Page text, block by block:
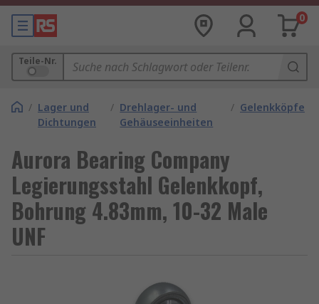
0
Teile-Nr.
/ Lager und
Dichtungen
/ Drehlager- und
Gehäuseeinheiten
/ Gelenkköpfe
Aurora Bearing Company
Legierungsstahl Gelenkkopf,
Bohrung 4.83mm, 10-32 Male
UNF